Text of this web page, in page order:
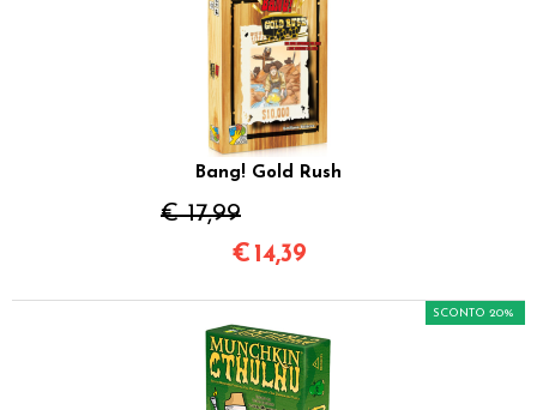
Bang! Gold Rush
€ 17,99
€ 14,39
SCONTO 20%